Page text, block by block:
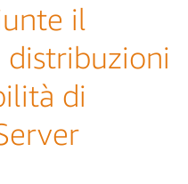
il
di